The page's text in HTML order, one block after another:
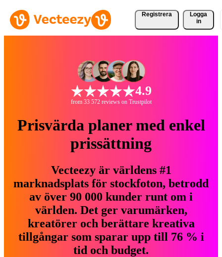
Registrera
Logga
in
4.9
from 33 572 reviews on Trustpilot
Prisvärda planer med enkel
prissättning
Vecteezy är världens #1
marknadsplats för stockfoton, betrodd
av över 90 000 kunder runt om i
världen. Det ger varumärken,
kreatörer och berättare kreativa
tillgångar som sparar upp till 76 % i
tid och budget.